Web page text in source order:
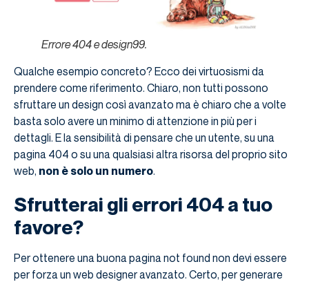
Errore 404 e design99.
Qualche esempio concreto? Ecco dei virtuosismi da
prendere come riferimento. Chiaro, non tutti possono
sfruttare un design così avanzato ma è chiaro che a volte
basta solo avere un minimo di attenzione in più per i
dettagli. E la sensibilità di pensare che un utente, su una
pagina 404 o su una qualsiasi altra risorsa del proprio sito
web, non è solo un numero.
Sfrutterai gli errori 404 a tuo
favore?
Per ottenere una buona pagina not found non devi essere
per forza un web designer avanzato. Certo, per generare